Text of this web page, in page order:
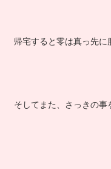
帰宅すると零は真っ先に
そしてまた、さっきの事